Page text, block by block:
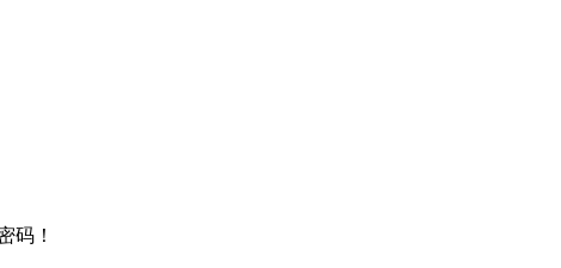
码！